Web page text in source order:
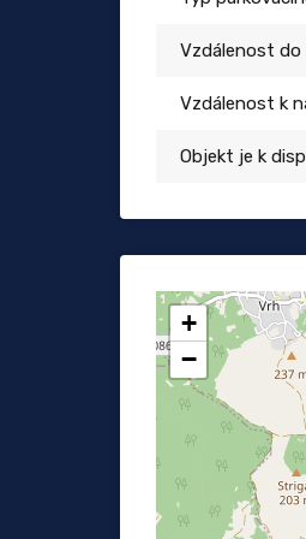
Vzdálenost do
Vzdálenost k
Objekt je k
+
−